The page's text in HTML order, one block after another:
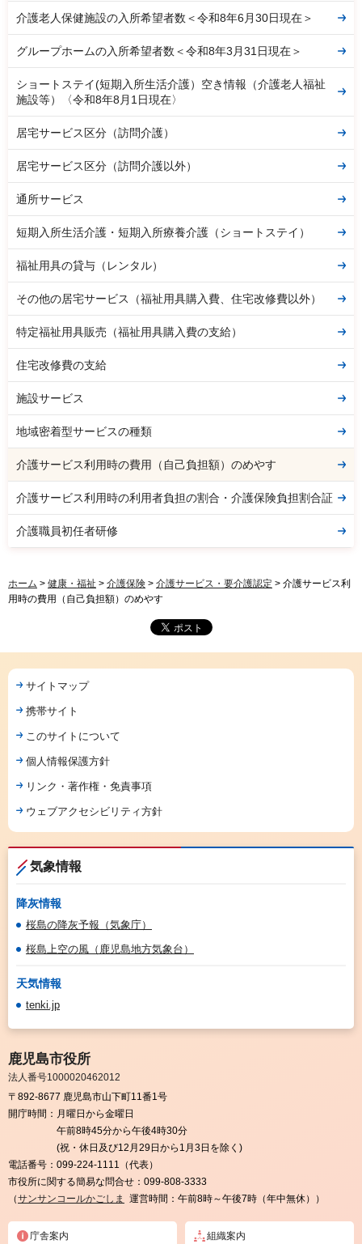
介護老人保健施設の入所希望者数＜令和8年6月30日現在＞
グループホームの入所希望者数＜令和8年3月31日現在＞
ショートステイ(短期入所生活介護）空き情報（介護老人福祉
施設等）〈令和8年8月1日現在〉
居宅サービス区分（訪問介護）
居宅サービス区分（訪問介護以外）
通所サービス
短期入所生活介護・短期入所療養介護（ショートステイ）
福祉用具の貸与（レンタル）
その他の居宅サービス（福祉用具購入費、住宅改修費以外）
特定福祉用具販売（福祉用具購入費の支給）
住宅改修費の支給
施設サービス
地域密着型サービスの種類
介護サービス利用時の費用（自己負担額）のめやす
介護サービス利用時の利用者負担の割合・介護保険負担割合証
介護職員初任者研修
ホーム > 健康・福祉 > 介護保険 > 介護サービス・要介護認定 > 介護サービス利
用時の費用（自己負担額）のめやす
サイトマップ
携帯サイト
このサイトについて
個人情報保護方針
リンク・著作権・免責事項
ウェブアクセシビリティ方針
気象情報
降灰情報
桜島の降灰予報（気象庁）
桜島上空の風（鹿児島地方気象台）
天気情報
tenki.jp
鹿児島市役所
法人番号1000020462012
〒892-8677 鹿児島市山下町11番1号
開庁時間： 月曜日から金曜日
午前8時45分から午後4時30分
(祝・休日及び12月29日から1月3日を除く)
電話番号： 099-224-1111（代表）
市役所に関する簡易な問合せ： 099-808-3333
（サンサンコールかごしま 運営時間：午前8時～午後7時（年中無休））
庁舎案内 組織案内